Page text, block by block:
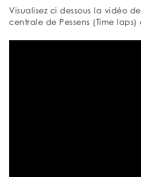
Visualisez ci dessous la vidéo
centrale de Pessens (Time